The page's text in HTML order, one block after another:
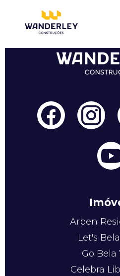
Compre online
Arben
Let's
Go Bela
Celebra